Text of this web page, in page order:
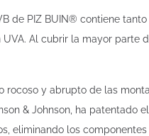
de PIZ BUIN® contiene
Al cubrir la mayor
rocoso y abrupto de las
& Johnson, ha
eliminando los